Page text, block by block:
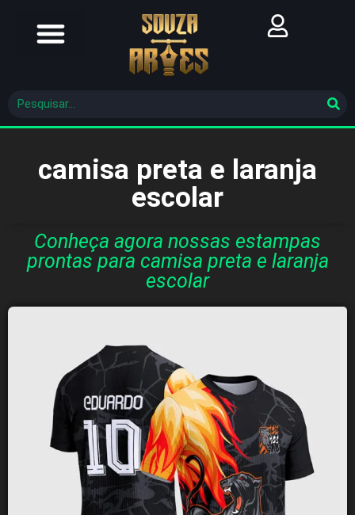
camisa preta e laranja
escolar
Conheça agora nossas estampas
prontas para camisa preta e laranja
escolar